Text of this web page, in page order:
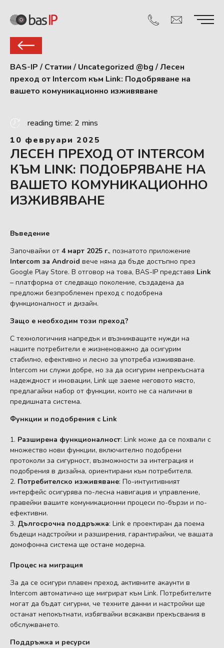
BAS-IP / Статии / Uncategorized @bg /Лесен
преход от Intercom към Link: Подобряване на
вашето комуникационно изживяване
reading time: 2 mins
10 февруари 2025
ЛЕСЕН ПРЕХОД ОТ INTERCOM
КЪМ LINK: ПОДОБРЯВАНЕ НА
ВАШЕТО КОМУНИКАЦИОННО
ИЗЖИВЯВАНЕ
Въведение
Започвайки от 4 март 2025 г., познатото приложение
Intercom за Android вече няма да бъде достъпно през
Google Play Store. В отговор на това, BAS-IP представя Link
– платформа от следващо поколение, създадена да
предложи безпроблемен преход с подобрена
функционалност и дизайн.
Защо е необходим този преход?
С технологичния напредък и възникващите нужди на
нашите потребители е жизненоважно да осигурим
стабилно, ефективно и лесно за употреба изживяване.
Intercom ни служи добре, но за да осигурим непрекъсната
надеждност и иновации, Link ще заеме неговото място,
предлагайки набор от функции, които не са налични в
предишната система.
Функции и подобрения с Link
Разширена функционалност: Link може да се похвали с
множество нови функции, включително подобрени
протоколи за сигурност, възможности за интеграция и
подобрения в дизайна, ориентирани към потребителя.
Потребителско изживяване: По-интуитивният
интерфейс осигурява по-лесна навигация и управление,
правейки вашите комуникационни процеси по-бързи и по-
ефективни.
Дългосрочна поддръжка: Link е проектиран да поема
бъдещи надстройки и разширения, гарантирайки, че вашата
домофонна система ще остане модерна.
Процес на миграция
За да се осигури плавен преход, активните акаунти в
Intercom автоматично ще мигрират към Link. Потребителите
могат да бъдат сигурни, че техните данни и настройки ще
останат непокътнати, избягвайки всякакви прекъсвания в
обслужването.
Поддръжка и ресурси